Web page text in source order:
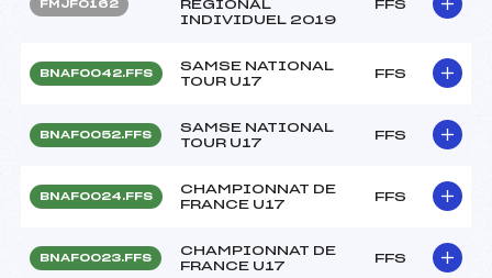
FMJF0162
REGIONAL
INDIVIDUEL 2019
FFS
BNAF0042.FFS
SAMSE NATIONAL
TOUR U17
FFS
BNAF0052.FFS
SAMSE NATIONAL
TOUR U17
FFS
BNAF0024.FFS
CHAMPIONNAT DE
FRANCE U17
FFS
BNAF0023.FFS
CHAMPIONNAT DE
FRANCE U17
FFS